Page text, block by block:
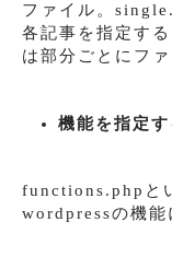
ファイル。
各記事を指定す
は部分ごとにフ
機能を指定
functions.phpと
wordpressの機能